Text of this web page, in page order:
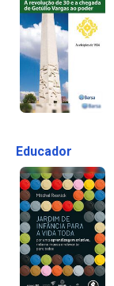
Educador